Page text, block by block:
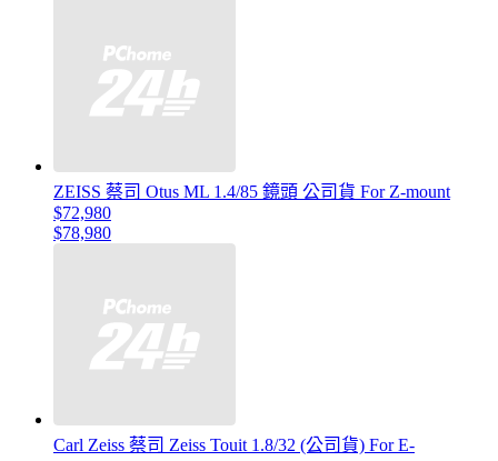
ZEISS 蔡司 Otus ML 1.4/85 鏡頭 公司貨 For Z-mount
$72,980
$78,980
Carl Zeiss 蔡司 Zeiss Touit 1.8/32 (公司貨) For E-